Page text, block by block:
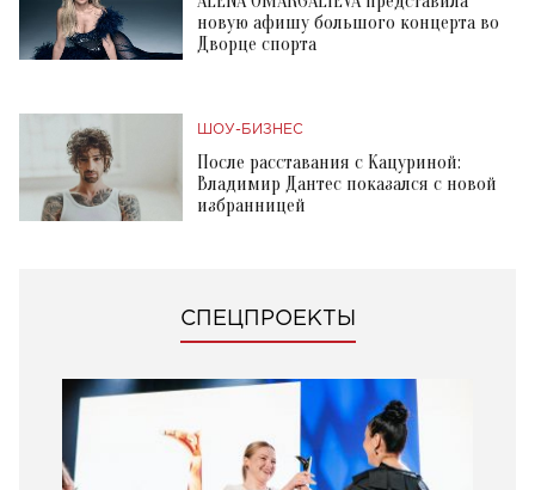
новую афишу большого концерта во
Дворце спорта
ШОУ-БИЗНЕС
После расставания с Кацуриной:
Владимир Дантес показался с новой
избранницей
СПЕЦПРОЕКТЫ